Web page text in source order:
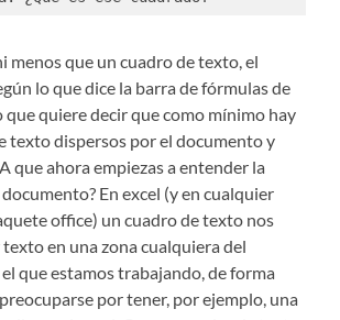
menos que un cuadro de texto, el
lo que dice la barra de fórmulas de
que quiere decir que como mínimo hay
texto dispersos por el documento y
que ahora empiezas a entender la
En excel (y en cualquier
office) un cuadro de texto nos
en una zona cualquiera del
que estamos trabajando, de forma
por tener, por ejemplo, una